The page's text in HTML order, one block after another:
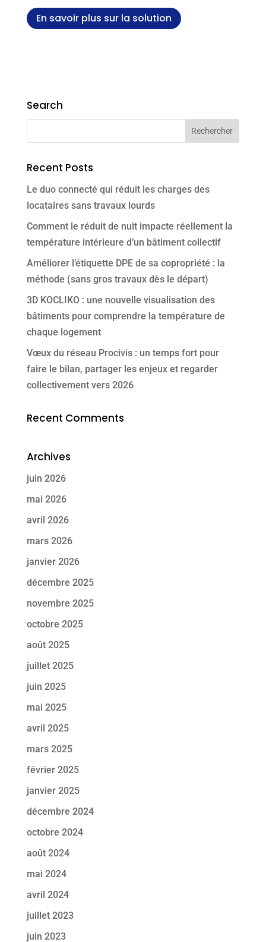
En savoir plus sur la solution
Search
Recent Posts
Le duo connecté qui réduit les charges des
locataires sans travaux lourds
Comment le réduit de nuit impacte réellement la
température intérieure d’un bâtiment collectif
Améliorer l’étiquette DPE de sa copropriété : la
méthode (sans gros travaux dès le départ)
3D KOCLIKO : une nouvelle visualisation des
bâtiments pour comprendre la température de
chaque logement
Vœux du réseau Procivis : un temps fort pour
faire le bilan, partager les enjeux et regarder
collectivement vers 2026
Recent Comments
Archives
juin 2026
mai 2026
avril 2026
mars 2026
janvier 2026
décembre 2025
novembre 2025
octobre 2025
août 2025
juillet 2025
juin 2025
mai 2025
avril 2025
mars 2025
février 2025
janvier 2025
décembre 2024
octobre 2024
août 2024
mai 2024
avril 2024
juillet 2023
juin 2023